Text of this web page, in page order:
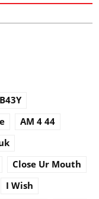
AM 4 44
Close Ur Mouth
I Wish